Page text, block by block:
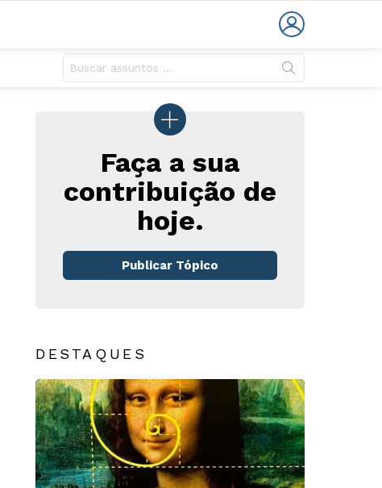
Faça a sua
contribuição de
hoje.
Publicar Tópico
DESTAQUES